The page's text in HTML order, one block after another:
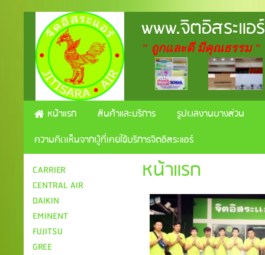
www.จิตอิสระแอ
" ถูกและดี มีคุณธรรม "
หน้าแรก สินค้าและบริการ
รูปผลงานบางส่วน
ความคิดเห็นจากผู้ที่เคยใช้บริการจิตอิสระแอร์
CARRIER
CENTRAL AIR
DAIKIN
EMINENT
FUJITSU
GREE
หน้าแรก